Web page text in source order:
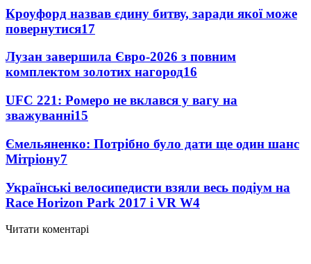
Кроуфорд назвав єдину битву, заради якої може
повернутися17
Лузан завершила Євро-2026 з повним
комплектом золотих нагород16
UFC 221: Ромеро не вклався у вагу на
зважуванні15
Ємельяненко: Потрібно було дати ще один шанс
Мітріону7
Українські велосипедисти взяли весь подіум на
Race Horizon Park 2017 і VR W4
Читати коментарі